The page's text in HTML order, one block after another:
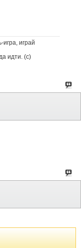
играй
идти. (с)